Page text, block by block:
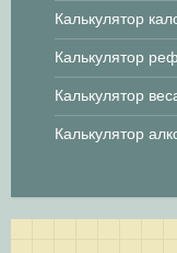
Калькулятор
Калькулятор
Калькулятор
Калькулятор